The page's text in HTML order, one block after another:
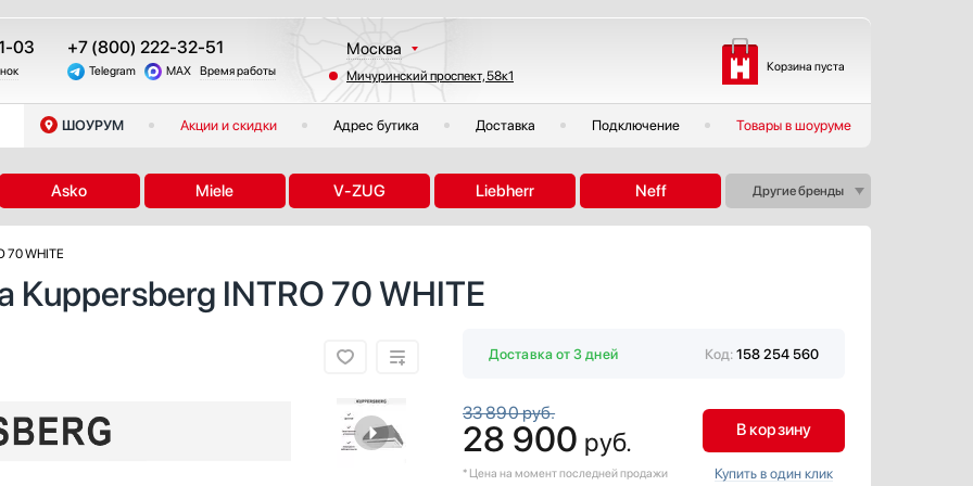
03 +7 (800) 222-32-51
Telegram MAX Время работы
Москва
Санкт-Петербург
Казань
Екатеринбург
Другие регионы
Мичуринский проспект, 58к1
Корзина пуста
ШОУРУМ Акции и скидки Адрес бутика Доставка Подключение Товары в шоуруме
Asko Miele V-ZUG Liebherr Neff Другие бренды
70 WHITE
INTRO 70 WHITE
Доставка от 3 дней Код: 158 254 560
33 890 руб.
28 900 руб. В корзину
* Цена на момент последней продажи
Купить в один клик